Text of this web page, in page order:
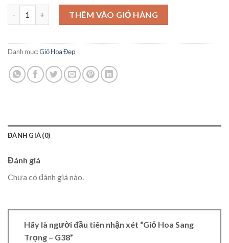
Giỏ Hoa Sang Trọng – G38 số lượng
THÊM VÀO GIỎ HÀNG
Danh mục:Giỏ Hoa Đẹp
ĐÁNH GIÁ (0)
Đánh giá
Chưa có đánh giá nào.
Hãy là người đầu tiên nhận xét “Giỏ Hoa Sang
Trọng – G38”